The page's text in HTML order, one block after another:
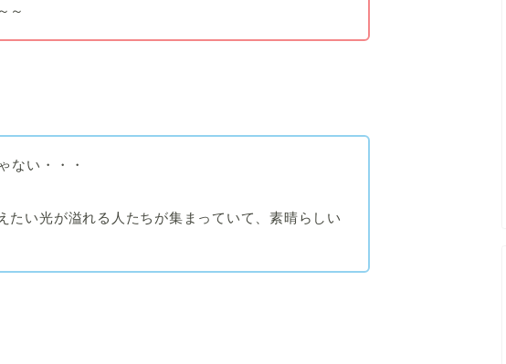
～
ない・・・
たい光が溢れる人たちが集まっていて、素晴らしい